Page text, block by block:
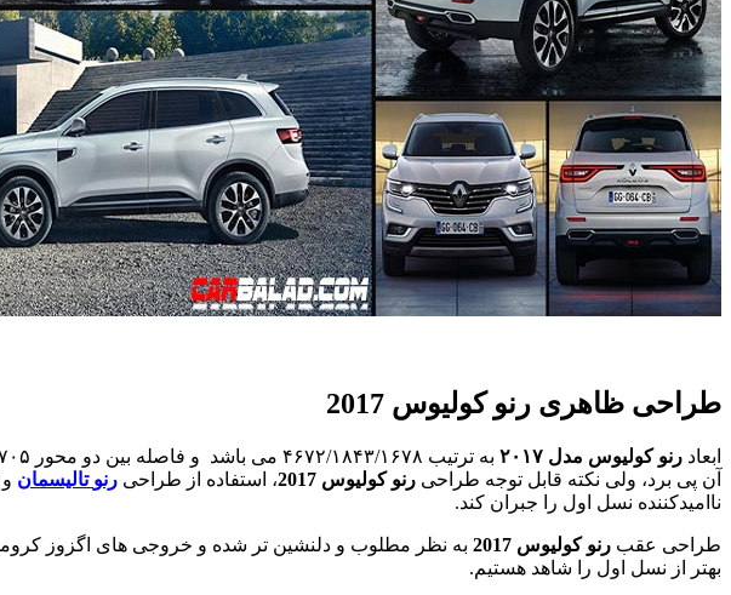
طراحی ظاهری رنو کولیوس 2017
ابعاد رنو کولیوس مدل ۲۰۱۷ به ترتیب ۴۶۷۲/۱۸۴۳/۱۶۷۸ می باشد و فاصله بین دو محور ۲۷۰۵ است. در خصوص طراحی ظاهری
آن پی برد، ولی نکته قابل توجه طراحی رنو کولیوس 2017 ، استفاده از طراحی رنو تالیسمان
ناامیدکننده نسل اول را جبران کند.
طراحی عقب رنو کولیوس 2017 به نظر مطلوب و دلنشین تر شده و خروجی های اگزوز
بهتر از نسل اول را شاهد هستیم.